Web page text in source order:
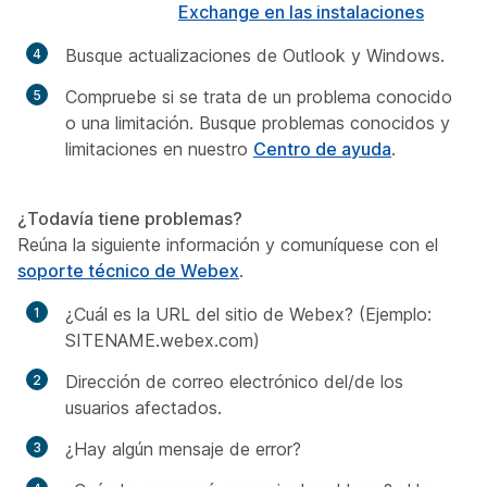
Exchange en las instalaciones
Busque actualizaciones de Outlook y Windows.
Compruebe si se trata de un problema conocido
o una limitación. Busque problemas conocidos y
limitaciones en nuestro Centro de ayuda.
¿Todavía tiene problemas?
Reúna la siguiente información y comuníquese con el
soporte técnico de Webex.
¿Cuál es la URL del sitio de Webex? (Ejemplo:
SITENAME.webex.com)
Dirección de correo electrónico del/de los
usuarios afectados.
¿Hay algún mensaje de error?